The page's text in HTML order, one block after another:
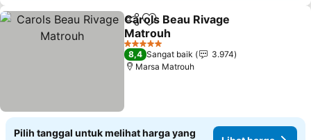
BagikanTambahkan ke favorit
Carols Beau Rivage
Matrouh
5 Bintang
8,4 Sangat baik
3.974
Marsa Matrouh
Pilih tanggal untuk melihat harga yang